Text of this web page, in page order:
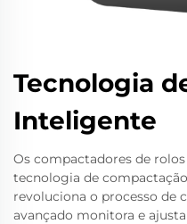
Tecnologia
Inteligente
Os compactadores de
tecnologia de
revoluciona o processo de
avançado monitora e